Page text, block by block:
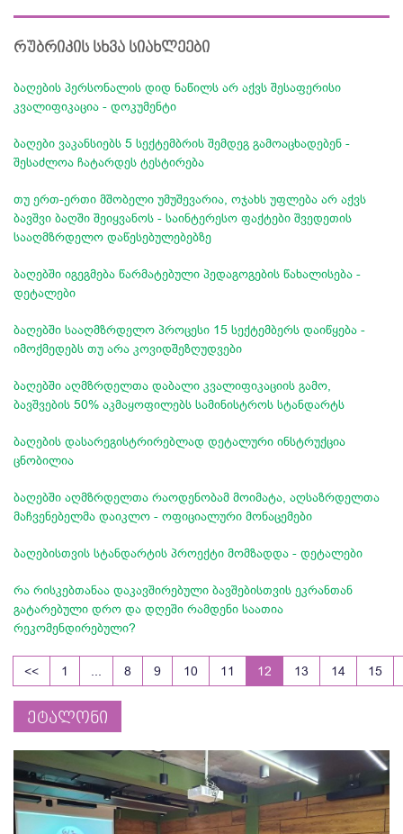
რუბრიკის სხვა სიახლეები
ბაღების პერსონალის დიდ ნაწილს არ აქვს შესაფერისი
კვალიფიკაცია - დოკუმენტი
ბაღები ვაკანსიებს 5 სექტემბრის შემდეგ გამოაცხადებენ -
შესაძლოა ჩატარდეს ტესტირება
თუ ერთ-ერთი მშობელი უმუშევარია, ოჯახს უფლება არ აქვს
ბავშვი ბაღში შეიყვანოს - საინტერესო ფაქტები შვედეთის
სააღმზრდელო დაწესებულებებზე
ბაღებში იგეგმება წარმატებული პედაგოგების წახალისება -
დეტალები
ბაღებში სააღმზრდელო პროცესი 15 სექტემბერს დაიწყება -
იმოქმედებს თუ არა კოვიდშეზღუდვები
ბაღებში აღმზრდელთა დაბალი კვალიფიკაციის გამო,
ბავშვების 50% აკმაყოფილებს სამინისტროს სტანდარტს
ბაღების დასარეგისტრირებლად დეტალური ინსტრუქცია
ცნობილია
ბაღებში აღმზრდელთა რაოდენობამ მოიმატა, აღსაზრდელთა
მაჩვენებელმა დაიკლო - ოფიციალური მონაცემები
ბაღებისთვის სტანდარტის პროექტი მომზადდა - დეტალები
რა რისკებთანაა დაკავშირებული ბავშებისთვის ეკრანთან
გატარებული დრო და დღეში რამდენი საათია
რეკომენდირებული?
<< 1 8 9 10 11 12 13 14 15
ეტალონი